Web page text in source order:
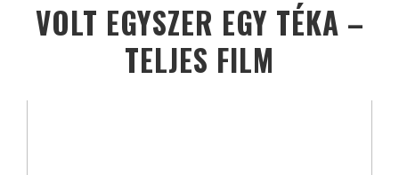
VOLT EGYSZER EGY TÉKA –
TELJES FILM